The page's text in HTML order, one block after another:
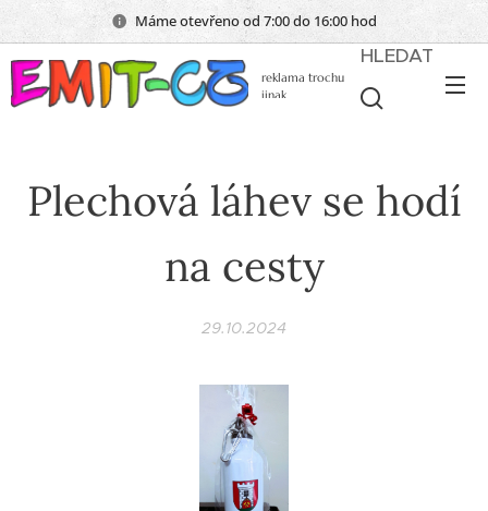
Máme otevřeno od 7:00 do 16:00 hod
reklama trochu
jinak
HLEDAT
Plechová láhev se hodí
na cesty
29.10.2024